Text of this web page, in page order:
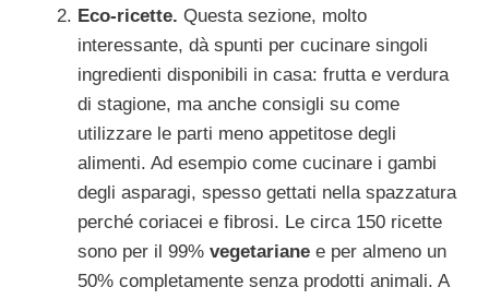
Eco-ricette. Questa sezione, molto
interessante, dà spunti per cucinare singoli
ingredienti disponibili in casa: frutta e verdura
di stagione, ma anche consigli su come
utilizzare le parti meno appetitose degli
alimenti. Ad esempio come cucinare i gambi
degli asparagi, spesso gettati nella spazzatura
perché coriacei e fibrosi. Le circa 150 ricette
sono per il 99% vegetariane e per almeno un
50% completamente senza prodotti animali. A